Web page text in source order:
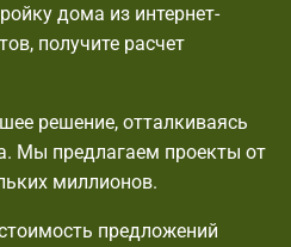
дома из интернет-
получите расчет
решение, отталкиваясь
Мы предлагаем проекты от
миллионов.
предложений